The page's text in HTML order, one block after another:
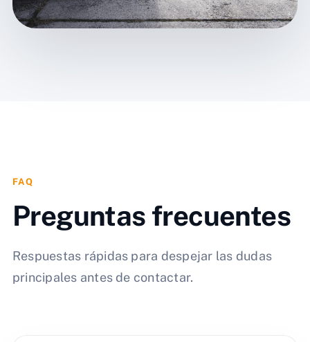
FAQ
Preguntas frecuentes
Respuestas rápidas para despejar las dudas
principales antes de contactar.